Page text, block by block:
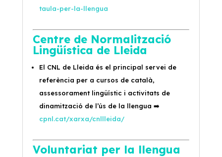
taula-per-la-llengua
Centre de Normalització
Lingüística de Lleida
El CNL de Lleida és el principal servei de
referència per a cursos de català,
assessorament lingüístic i activitats de
dinamització de l’ús de la llengua ➡️
cpnl.cat/xarxa/cnllleida/
Voluntariat per la llengua